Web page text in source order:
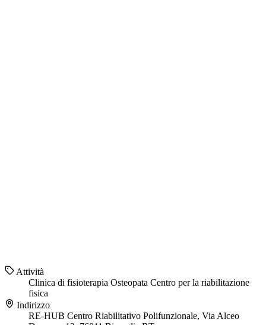
Attività
Clinica di fisioterapia Osteopata Centro per la riabilitazione
fisica
Indirizzo
RE-HUB Centro Riabilitativo Polifunzionale, Via Alceo